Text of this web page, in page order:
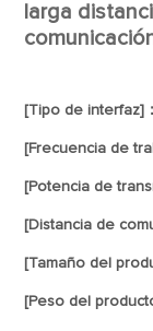
larga
[Tipo de interfaz]：
[Frecuencia de
[Potencia de
[Distancia de
[Tamaño del
[Peso del